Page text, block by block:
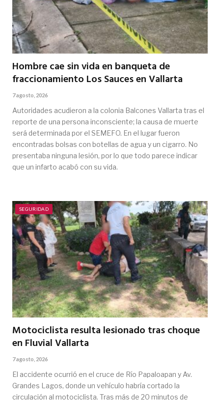
Hombre cae sin vida en banqueta de
fraccionamiento Los Sauces en Vallarta
7 agosto, 2026
Autoridades acudieron a la colonia Balcones Vallarta tras el
reporte de una persona inconsciente; la causa de muerte
será determinada por el SEMEFO. En el lugar fueron
encontradas bolsas con botellas de agua y un cigarro. No
presentaba ninguna lesión, por lo que todo parece indicar
que un infarto acabó con su vida.
SEGURIDAD
Motociclista resulta lesionado tras choque
en Fluvial Vallarta
7 agosto, 2026
El accidente ocurrió en el cruce de Río Papaloapan y Av.
Grandes Lagos, donde un vehículo habría cortado la
circulación al motociclista. Tras más de 20 minutos de